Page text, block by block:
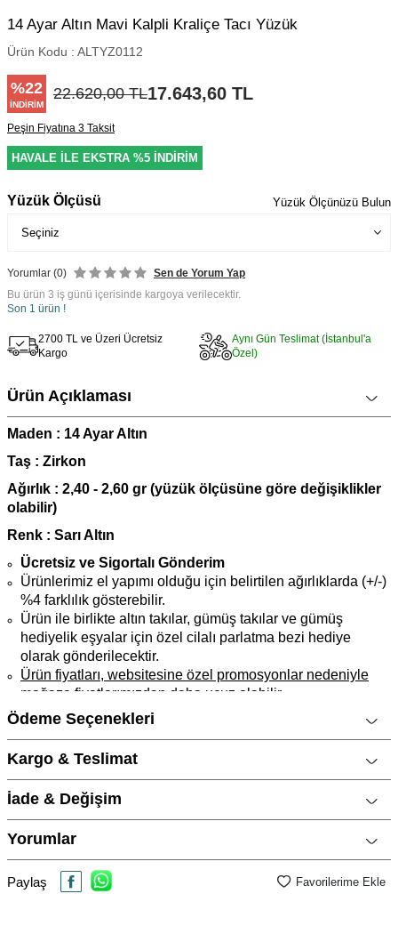
14 Ayar Altın Mavi Kalpli Kraliçe Tacı Yüzük
Ürün Kodu : ALTYZ0112
%22
İNDIRIM
22.620,00TL17.643,60 TL
Peşin Fiyatına 3 Taksit
HAVALE İLE EKSTRA %5 İNDİRİM
Yüzük Ölçüsü Yüzük Ölçünüzü Bulun
Yorumlar (0)
Sen de Yorum Yap
Bu ürün 3 iş günü içerisinde kargoya verilecektir.
Son 1 ürün !
2700 TL ve Üzeri Ücretsiz
Kargo
Aynı Gün Teslimat (İstanbul'a
Özel)
Ürün Açıklaması
Maden : 14 Ayar Altın
Taş : Zirkon
Ağırlık : 2,40 - 2,60 gr (yüzük ölçüsüne göre değişiklikler
olabilir)
Renk : Sarı Altın
Ücretsiz ve Sigortalı Gönderim
Ürünlerimiz el yapımı olduğu için belirtilen ağırlıklarda (+/-)
%4 farklılık gösterebilir.
Ürün ile birlikte altın takılar, gümüş takılar ve gümüş
hediyelik eşyalar için özel cilalı parlatma bezi hediye
olarak gönderilecektir.
Ürün fiyatları, websitesine özel promosyonlar nedeniyle
mağaza fiyatlarımızdan daha ucuz olabilir.
Ürün Açıklaması
Marka
Cinsiyet Kadın
Kategori
Taş Cinsi
Ödeme Seçenekleri
Kargo & Teslimat
İade & Değişim
Yorumlar
Paylaş Favorilerime Ekle